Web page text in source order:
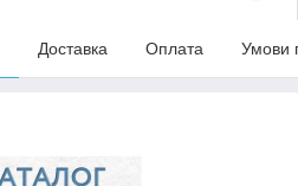
Доставка Оплата Умови